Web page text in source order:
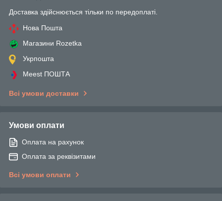
Доставка здійснюється тільки по передоплаті.
Нова Пошта
Магазини Rozetka
Укрпошта
Meest ПОШТА
Всі умови доставки
Умови оплати
Оплата на рахунок
Оплата за реквізитами
Всі умови оплати